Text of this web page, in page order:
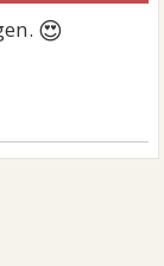
😍